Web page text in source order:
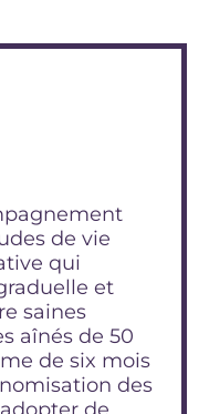
de vie
qui
et
saines
aînés de 50
de six mois
des